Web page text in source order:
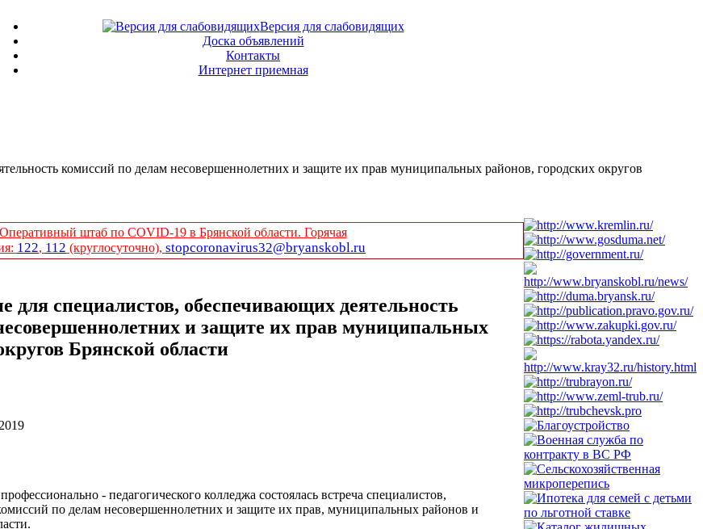
Версия для слабовидящих
Доска объявлений
Контакты
Интернет приемная
комиссий по делам несовершеннолетних и защите их прав муниципальных районов, городских округов
Оперативный штаб по COVID-19 в Брянской области. Горячая
122, 112 (круглосуточно), stopcoronavirus32@bryanskobl.ru
для специалистов, обеспечивающих деятельность
и защите их прав муниципальных
Брянской области
- педагогического колледжа состоялась встреча специалистов,
по делам несовершеннолетних и защите их прав, муниципальных районов и